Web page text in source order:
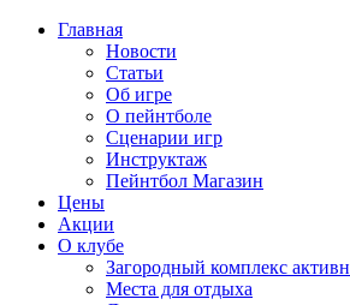
Главная
Новости
Статьи
Об игре
О пейнтболе
Сценарии игр
Инструктаж
Пейнтбол Магазин
Цены
Акции
О клубе
Загородный комплекс
Места для отдыха